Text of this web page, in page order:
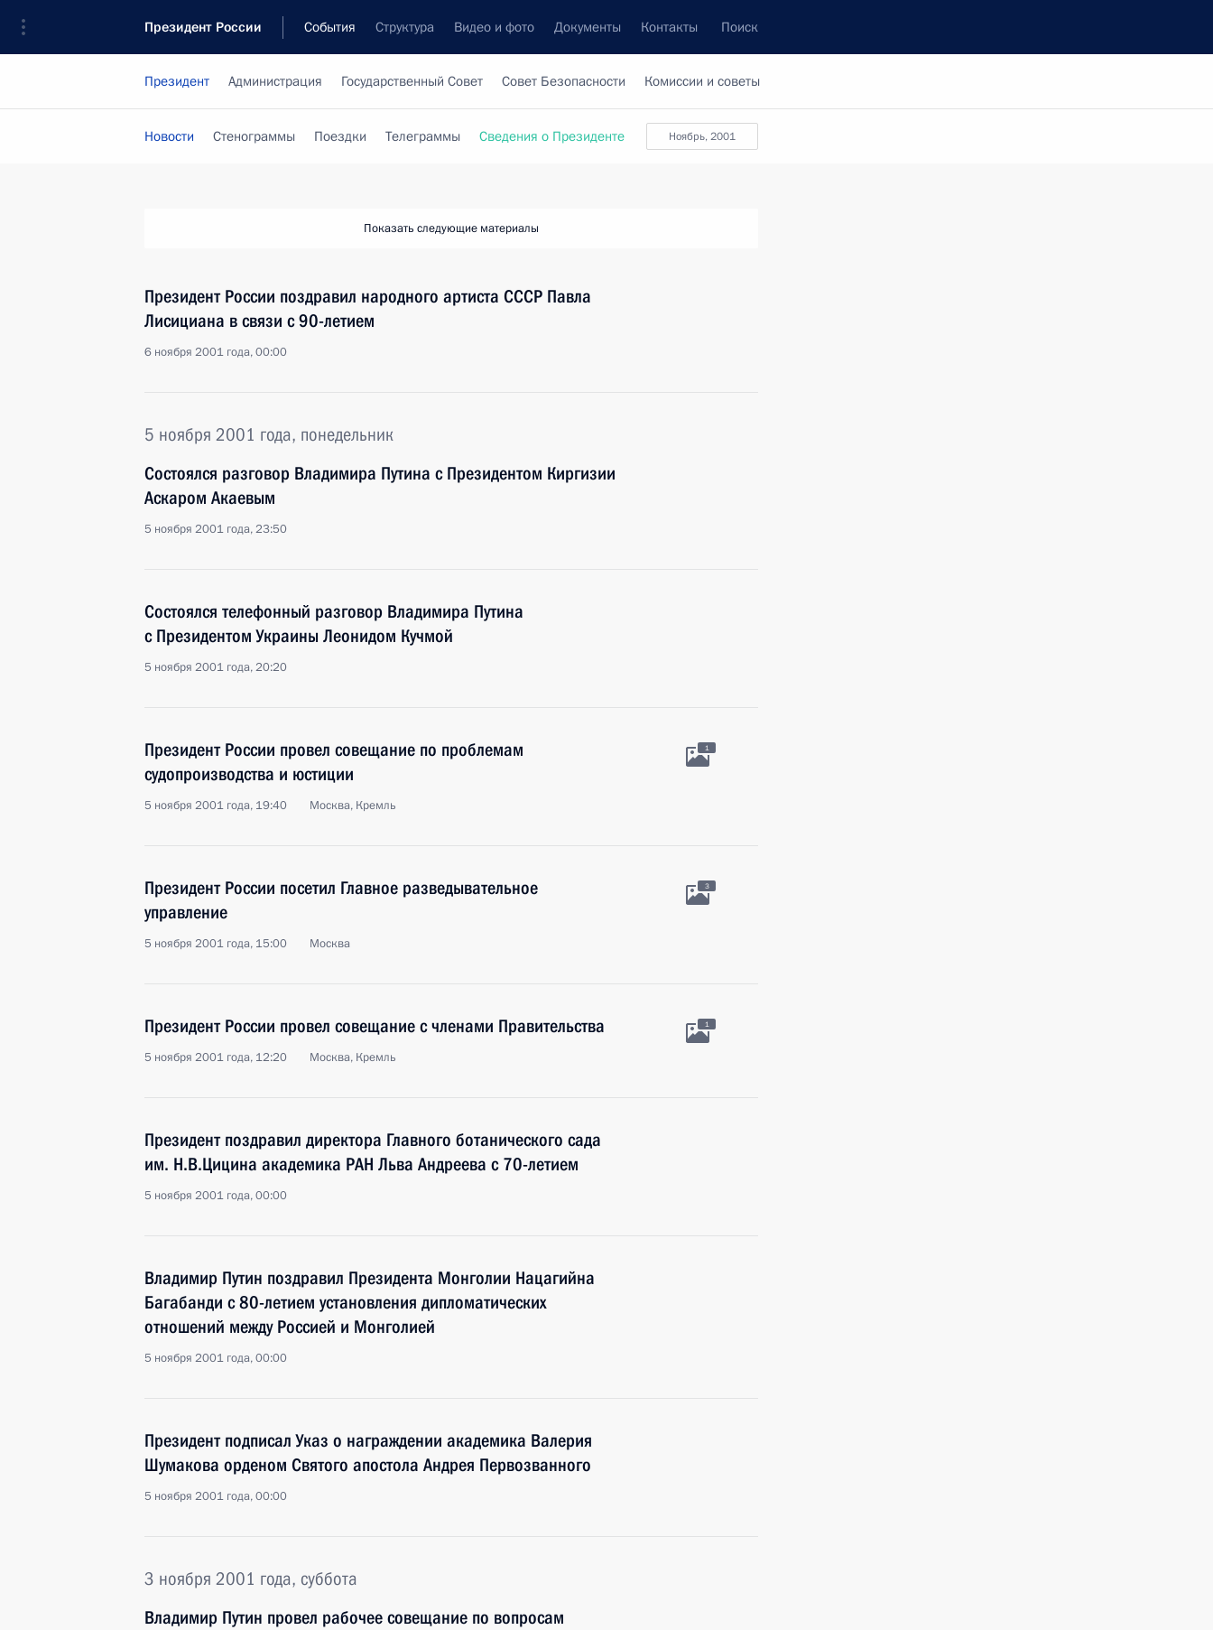
Президент России События Структура Видео и фото Документы Контакты Поиск
Президент Администрация Государственный Совет Совет Безопасности Комиссии и советы
ноябрь, 2001
Новости Стенограммы Поездки Телеграммы Сведения о Президенте
Показать следующие материалы
Президент России поздравил народного артиста СССР Павла
Лисициана в связи с 90-летием
6 ноября 2001 года, 00:00
5 ноября 2001 года, понедельник
Состоялся разговор Владимира Путина с Президентом Киргизии
Аскаром Акаевым
5 ноября 2001 года, 23:50
Состоялся телефонный разговор Владимира Путина
с Президентом Украины Леонидом Кучмой
5 ноября 2001 года, 20:20
Президент России провел совещание по проблемам
судопроизводства и юстиции
5 ноября 2001 года, 19:40 Москва, Кремль
1
Президент России посетил Главное разведывательное
управление
5 ноября 2001 года, 15:00 Москва
3
Президент России провел совещание с членами Правительства
5 ноября 2001 года, 12:20 Москва, Кремль
1
Президент поздравил директора Главного ботанического сада
им. Н.В.Цицина академика РАН Льва Андреева с 70-летием
5 ноября 2001 года, 00:00
Владимир Путин поздравил Президента Монголии Нацагийна
Багабанди с 80-летием установления дипломатических
отношений между Россией и Монголией
5 ноября 2001 года, 00:00
Президент подписал Указ о награждении академика Валерия
Шумакова орденом Святого апостола Андрея Первозванного
5 ноября 2001 года, 00:00
3 ноября 2001 года, суббота
Владимир Путин провел рабочее совещание по вопросам